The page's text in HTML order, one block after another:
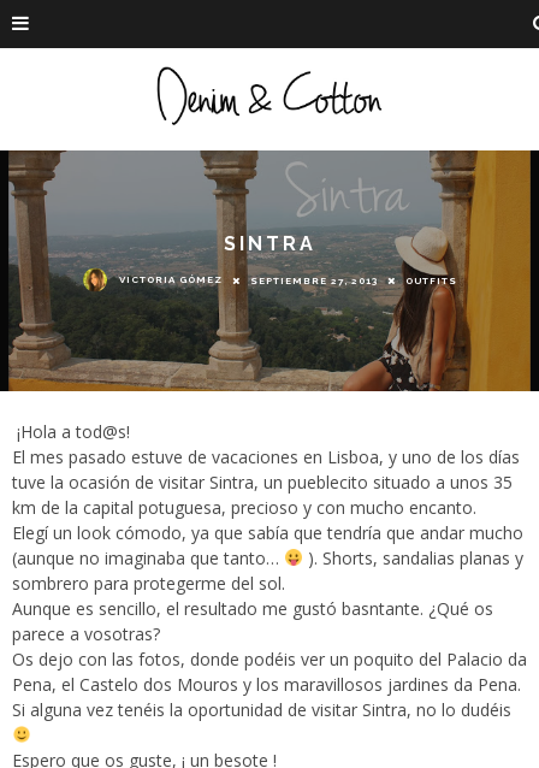
SINTRA
VICTORIA GÓMEZ SEPTIEMBRE 27, 2013 OUTFITS
¡Hola a tod@s!
El mes pasado estuve de vacaciones en Lisboa, y uno de los días
tuve la ocasión de visitar Sintra, un pueblecito situado a unos 35
km de la capital potuguesa, precioso y con mucho encanto.
Elegí un look cómodo, ya que sabía que tendría que andar mucho
(aunque no imaginaba que tanto…
). Shorts, sandalias planas y
sombrero para protegerme del sol.
Aunque es sencillo, el resultado me gustó basntante. ¿Qué os
parece a vosotras?
Os dejo con las fotos, donde podéis ver un poquito del Palacio da
Pena, el Castelo dos Mouros y los maravillosos jardines da Pena.
Si alguna vez tenéis la oportunidad de visitar Sintra, no lo dudéis
Espero que os guste, ¡ un besote !